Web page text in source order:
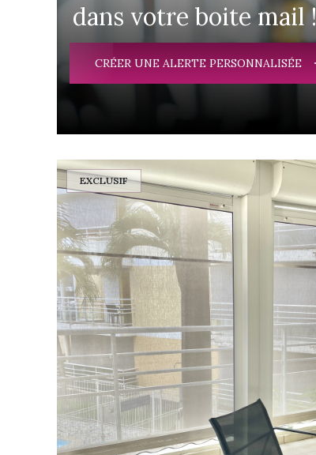
dans votre boite mail !
CRÉER UNE ALERTE PERSONNALISÉE
EXCLUSIF